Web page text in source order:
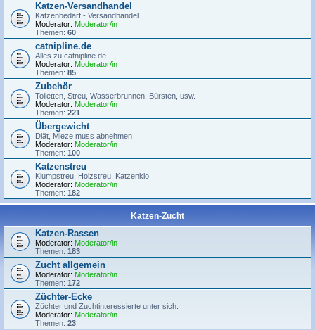
Katzen-Versandhandel
Katzenbedarf - Versandhandel
Moderator: Moderator/in
Themen: 60
catnipline.de
Alles zu catnipline.de
Moderator: Moderator/in
Themen: 85
Zubehör
Toiletten, Streu, Wasserbrunnen, Bürsten, usw.
Moderator: Moderator/in
Themen: 221
Übergewicht
Diät, Mieze muss abnehmen
Moderator: Moderator/in
Themen: 100
Katzenstreu
Klumpstreu, Holzstreu, Katzenklo
Moderator: Moderator/in
Themen: 182
Katzen-Zucht
Katzen-Rassen
Moderator: Moderator/in
Themen: 183
Zucht allgemein
Moderator: Moderator/in
Themen: 172
Züchter-Ecke
Züchter und Zuchtinteressierte unter sich.
Moderator: Moderator/in
Themen: 23